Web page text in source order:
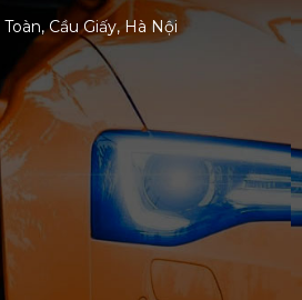
Cầu Giấy, Hà Nội